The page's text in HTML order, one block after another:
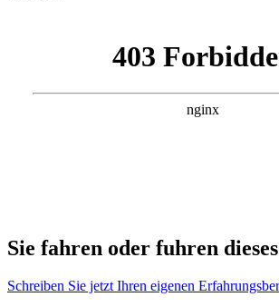
Sie fahren oder fuhren
Schreiben Sie jetzt Ihren eigenen